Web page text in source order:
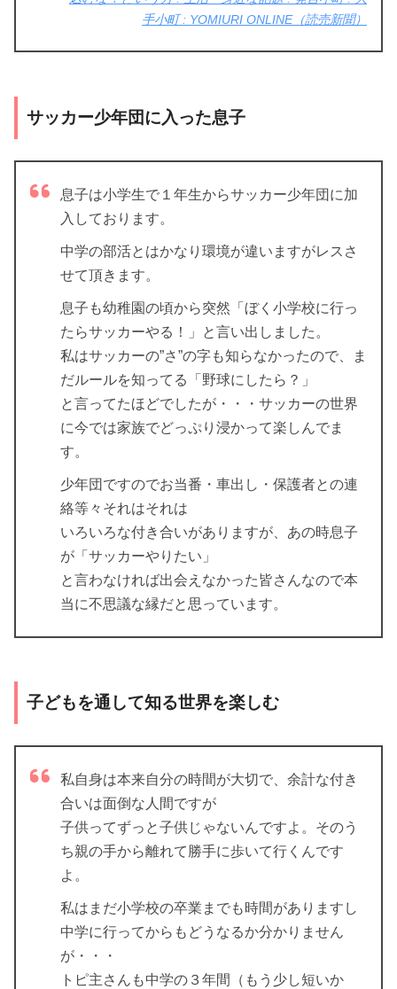
手小町 : YOMIURI ONLINE（読売新聞）
サッカー少年団に入った息子
息子は小学生で１年生からサッカー少年団に加
入しております。
中学の部活とはかなり環境が違いますがレスさ
せて頂きます。
息子も幼稚園の頃から突然「ぼく小学校に行っ
たらサッカーやる！」と言い出しました。
私はサッカーの”さ”の字も知らなかったので、ま
だルールを知ってる「野球にしたら？」
と言ってたほどでしたが・・・サッカーの世界
に今では家族でどっぷり浸かって楽しんでま
す。
少年団ですのでお当番・車出し・保護者との連
絡等々それはそれは
いろいろな付き合いがありますが、あの時息子
が「サッカーやりたい」
と言わなければ出会えなかった皆さんなので本
当に不思議な縁だと思っています。
子どもを通して知る世界を楽しむ
私自身は本来自分の時間が大切で、余計な付き
合いは面倒な人間ですが
子供ってずっと子供じゃないんですよ。そのう
ち親の手から離れて勝手に歩いて行くんです
よ。
私はまだ小学校の卒業までも時間がありますし
中学に行ってからもどうなるか分かりません
が・・・
トピ主さんも中学の３年間（もう少し短いか